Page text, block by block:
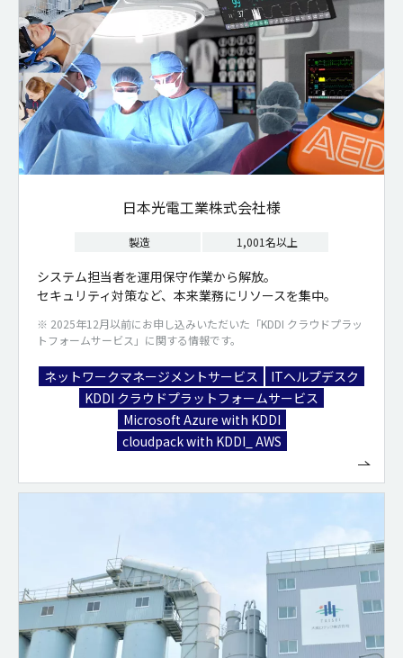
日本光電工業株式会社様
製造 1,001名以上
システム担当者を運用保守作業から解放。
セキュリティ対策など、本来業務にリソースを集中。
※ 2025年12月以前にお申し込みいただいた「KDDI クラウドプラッ
トフォームサービス」に関する情報です。
ネットワークマネージメントサービス
ITヘルプデスク
KDDI クラウドプラットフォームサービス
Microsoft Azure with KDDI
cloudpack with KDDI_ AWS